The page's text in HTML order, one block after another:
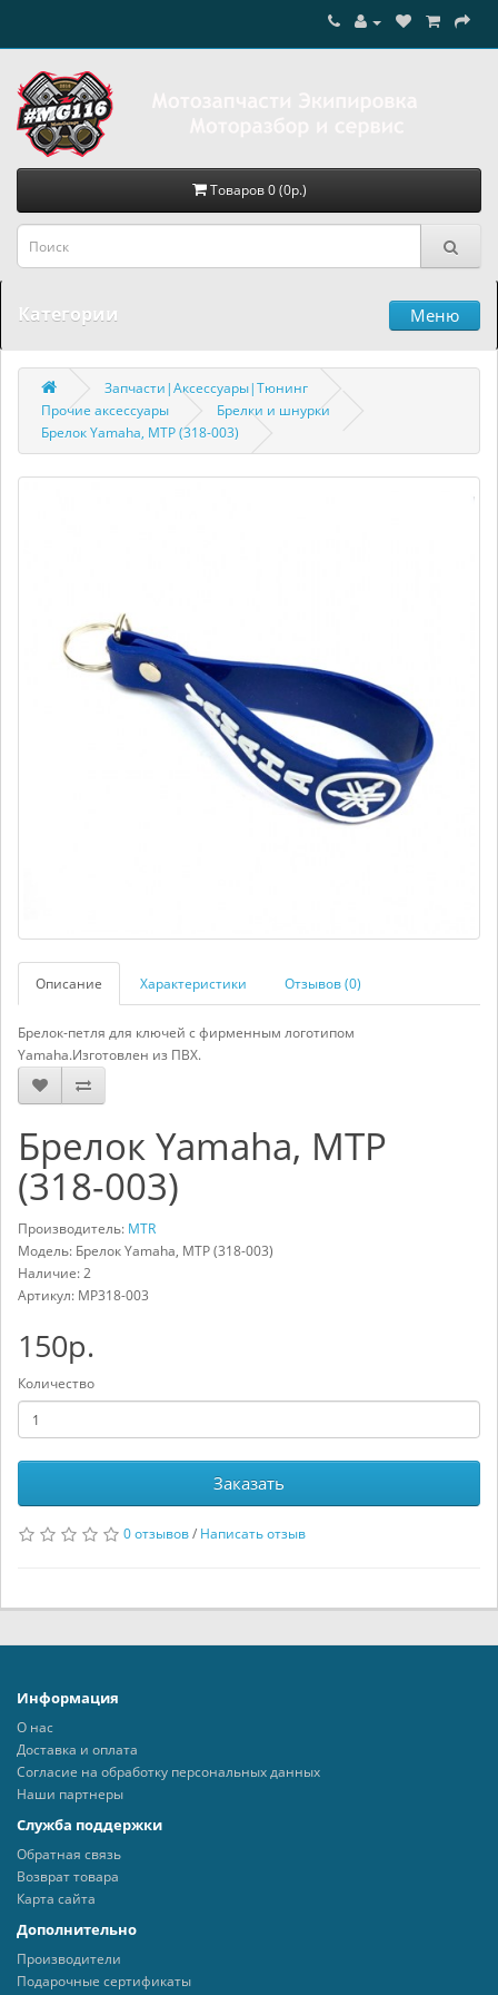
Товаров 0 (0р.)
Категории Меню
Запчасти|Аксессуары|Тюнинг
Прочие аксессуары
Брелки и шнурки
Брелок Yamaha, МТР (318-003)
Описание Характеристики Отзывов (0)
Брелок-петля для ключей с фирменным логотипом
Yamaha.Изготовлен из ПВХ.
Брелок Yamaha, МТР
(318-003)
Производитель: MTR
Модель: Брелок Yamaha, МТР (318-003)
Наличие: 2
Артикул: MP318-003
150р.
Количество
Заказать
0 отзывов/ Написать отзыв
Информация
О нас
Доставка и оплата
Согласие на обработку персональных данных
Наши партнеры
Служба поддержки
Обратная связь
Возврат товара
Карта сайта
Дополнительно
Производители
Подарочные сертификаты